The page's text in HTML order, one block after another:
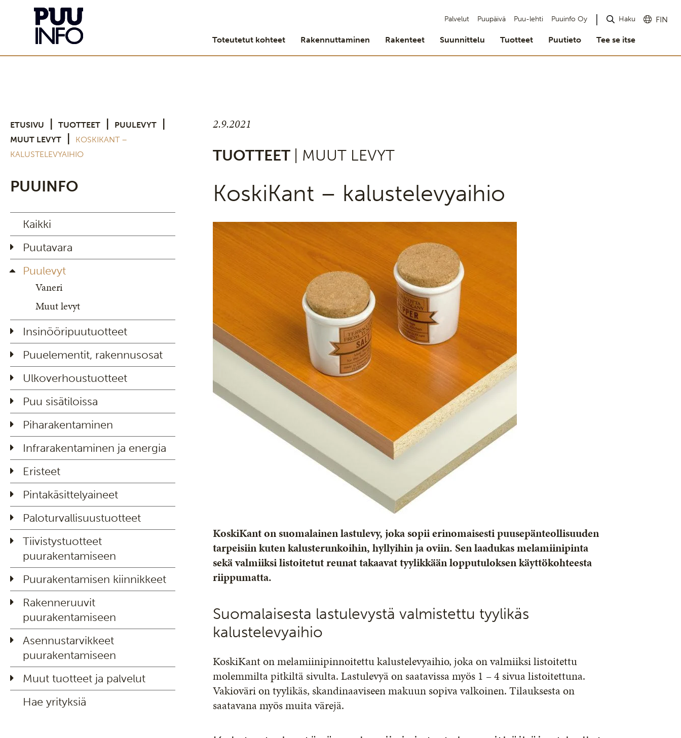
Palvelut Puupäivä Puu-lehti Puuinfo Oy Haku FIN
Toteutetut kohteet Rakennuttaminen Rakenteet Suunnittelu Tuotteet Puutieto Tee se itse
ETUSIVU TUOTTEET PUULEVYT
MUUT LEVYT
KOSKIKANT –
KALUSTELEVYAIHIO
PUUINFO
Kaikki
Puutavara
Puulevyt
Vaneri
Muut levyt
Insinööripuutuotteet
Puuelementit, rakennusosat
Ulkoverhoustuotteet
Puu sisätiloissa
Piharakentaminen
Infrarakentaminen ja energia
Eristeet
Pintakäsittelyaineet
Paloturvallisuustuotteet
Tiivistystuotteet
puurakentamiseen
Puurakentamisen kiinnikkeet
Rakenneruuvit
puurakentamiseen
Asennustarvikkeet
puurakentamiseen
Muut tuotteet ja palvelut
Hae yrityksiä
2.9.2021
TUOTTEET | MUUT LEVYT
KoskiKant – kalustelevyaihio
KoskiKant on suomalainen lastulevy, joka sopii erinomaisesti puusepänteollisuuden
tarpeisiin kuten kalusterunkoihin, hyllyihin ja oviin. Sen laadukas melamiinipinta
sekä valmiiksi listoitetut reunat takaavat tyylikkään lopputuloksen käyttökohteesta
riippumatta.
Suomalaisesta lastulevystä valmistettu tyylikäs
kalustelevyaihio
KoskiKant on melamiinipinnoitettu kalustelevyaihio, joka on valmiiksi listoitettu
molemmilta pitkiltä sivulta. Lastulevyä on saatavissa myös 1 – 4 sivua listoitettuna.
Vakioväri on tyylikäs, skandinaaviseen makuun sopiva valkoinen. Tilauksesta on
saatavana myös muita värejä.